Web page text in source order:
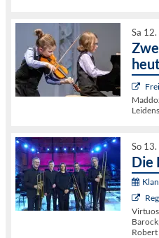
Sa
So
Die
Robert